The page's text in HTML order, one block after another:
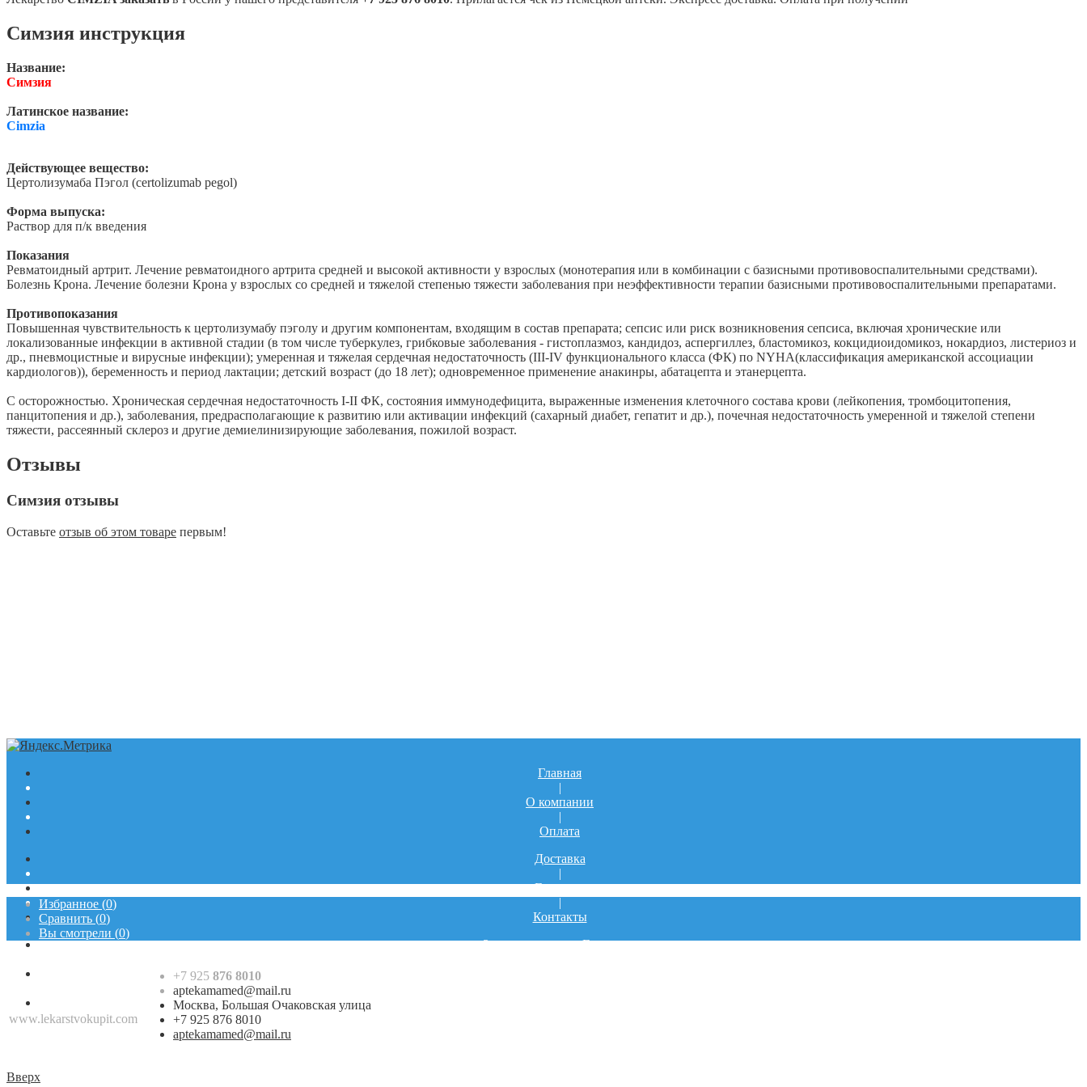
Симзия инструкция
Название:
Симзия
Латинское название:
Cimzia
Действующее вещество:
Цертолизумаба Пэгол (certolizumab pegol)
Форма выпуска:
Раствор для п/к введения
Показания
Ревматоидный артрит. Лечение ревматоидного артрита средней и высокой активности у взрослых (монотерапия или в комбинации с базисными противовоспалительными средствами).
Болезнь Крона. Лечение болезни Крона у взрослых со средней и тяжелой степенью тяжести заболевания при неэффективности терапии базисными противовоспалительными препаратами.
Противопоказания
Повышенная чувствительность к цертолизумабу пэголу и другим компонентам, входящим в состав препарата; сепсис или риск возникновения сепсиса, включая хронические или
локализованные инфекции в активной стадии (в том числе туберкулез, грибковые заболевания - гистоплазмоз, кандидоз, аспергиллез, бластомикоз, кокцидиоидомикоз, нокардиоз, листериоз и
др., пневмоцистные и вирусные инфекции); умеренная и тяжелая сердечная недостаточность (III-IV функционального класса (ФК) по NYHA(классификация американской ассоциации
кардиологов)), беременность и период лактации; детский возраст (до 18 лет); одновременное применение анакинры, абатацепта и этанерцепта.
С осторожностью. Хроническая сердечная недостаточность I-II ФК, состояния иммунодефицита, выраженные изменения клеточного состава крови (лейкопения, тромбоцитопения,
панцитопения и др.), заболевания, предрасполагающие к развитию или активации инфекций (сахарный диабет, гепатит и др.), почечная недостаточность умеренной и тяжелой степени
тяжести, рассеянный склероз и другие демиелинизирующие заболевания, пожилой возраст.
Отзывы
Симзия отзывы
Оставьте отзыв об этом товаре первым!
Главная
|
О компании
|
Оплата
Доставка
|
Гарантия
|
Контакты
Заказ лекарств из Германии
876 8010
Избранное (0)
Сравнить (0)
Вы смотрели (0)
www.lekarstvokupit.com
+7 925 876 8010
aptekamamed@mail.ru
Москва, Большая Очаковская улица
+7 925 876 8010
aptekamamed@mail.ru
Вверх